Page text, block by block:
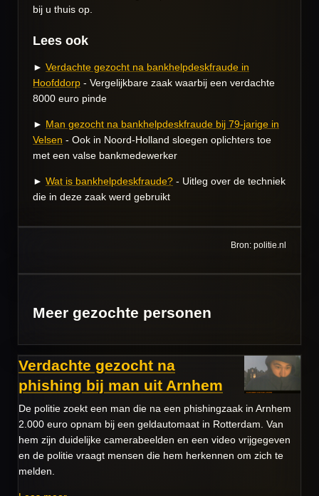
bij u thuis op.
Lees ook
► Verdachte gezocht na bankhelpdeskfraude in
Hoofddorp - Vergelijkbare zaak waarbij een verdachte
8000 euro pinde
► Man gezocht na bankhelpdeskfraude bij 79-jarige in
Velsen - Ook in Noord-Holland sloegen oplichters toe
met een valse bankmedewerker
► Wat is bankhelpdeskfraude? - Uitleg over de techniek
die in deze zaak werd gebruikt
Bron: politie.nl
Meer gezochte personen
Verdachte gezocht na
phishing bij man uit Arnhem
De politie zoekt een man die na een phishingzaak in Arnhem
2.000 euro opnam bij een geldautomaat in Rotterdam. Van
hem zijn duidelijke camerabeelden en een video vrijgegeven
en de politie vraagt mensen die hem herkennen om zich te
melden.